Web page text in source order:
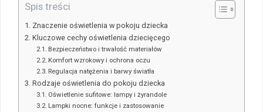
Spis treści
Znaczenie oświetlenia w pokoju dziecka
Kluczowe cechy oświetlenia dziecięcego
Bezpieczeństwo i trwałość materiałów
Komfort wzrokowy i ochrona oczu
Regulacja natężenia i barwy światła
Rodzaje oświetlenia do pokoju dziecka
Oświetlenie sufitowe: lampy i żyrandole
Lampki nocne: funkcje i zastosowanie